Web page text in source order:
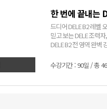
한 번에 끝내는
드디어 DELE B2 레벨
믿고 보는 DELE 조력
DELE B2 전 영역 완벽
수강기간 : 90일 / 총